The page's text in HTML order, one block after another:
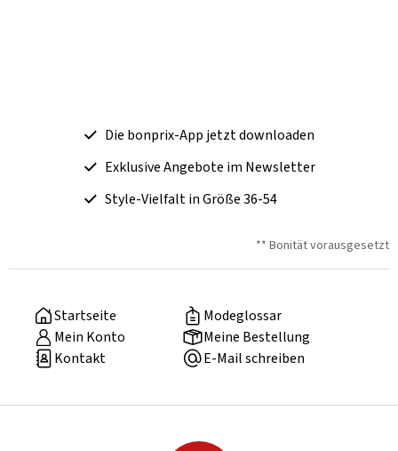
Die bonprix-App jetzt downloaden
Exklusive Angebote im Newsletter
Style-Vielfalt in Größe 36-54
** Bonität vorausgesetzt
Startseite
Modeglossar
Mein Konto
Meine Bestellung
Kontakt
E-Mail schreiben